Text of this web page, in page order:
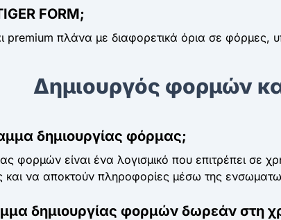
FORM;
premium πλάνα με διαφορετικά όρια σε φόρμες,
Δημιουργός φορμών
δημιουργίας φόρμας;
φορμών είναι ένα λογισμικό που επιτρέπει σε
και να αποκτούν πληροφορίες μέσω της
δημιουργίας φορμών δωρεάν στη